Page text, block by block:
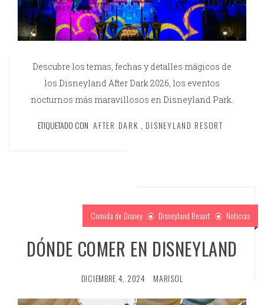
Descubre los temas, fechas y detalles mágicos de
los Disneyland After Dark 2026, los eventos
nocturnos más maravillosos en Disneyland Park.
ETIQUETADO CON AFTER DARK , DISNEYLAND RESORT
Comida de Disney Disneyland Resort Noticias
DÓNDE COMER EN DISNEYLAND
DICIEMBRE 4, 2024 MARISOL